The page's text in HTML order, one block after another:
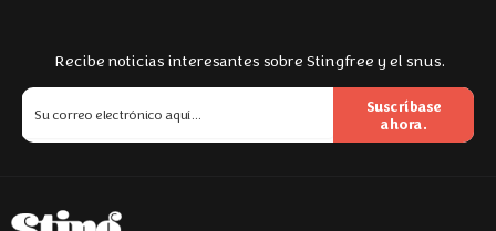
Recibe noticias interesantes sobre Stingfree y el snus.
Suscríbase
ahora.